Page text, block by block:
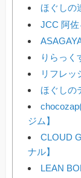
ほぐしの
JCC 阿
りらっく
リフレッ
ほぐしの
ジム】
CLOUD
ナル】
LEAN